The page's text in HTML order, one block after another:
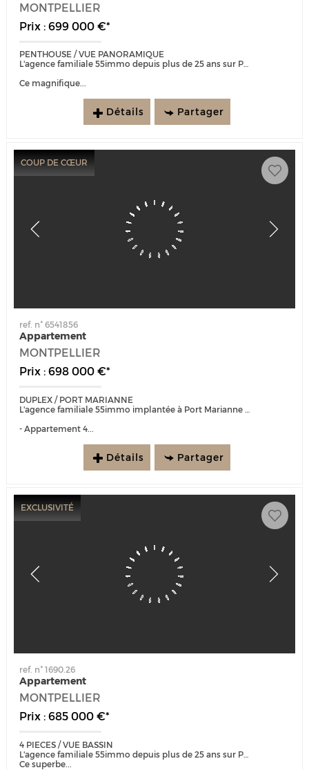
MONTPELLIER
Prix : 699 000 €*
PENTHOUSE / VUE PANORAMIQUE
L'agence familiale 55immo depuis plus de 25 ans sur Port Marianne est heureuse de vous présenter :
Ce magnifique...
Détails Partager
COUP DE CŒUR
ref. n° 6541856
Appartement
MONTPELLIER
Prix : 698 000 €*
DUPLEX / PORT MARIANNE
L'agence familiale 55immo implantée à Port Marianne depuis 25 ans est heureuse de vous présenter :
- Appartement 4...
Détails Partager
EXCLUSIVITÉ
ref. n° 1690.26
Appartement
MONTPELLIER
Prix : 685 000 €*
4 PIECES / VUE BASSIN
L'agence familiale 55immo depuis plus de 25 ans sur Port Marianne est heureuse de vous présenter :
Ce superbe...